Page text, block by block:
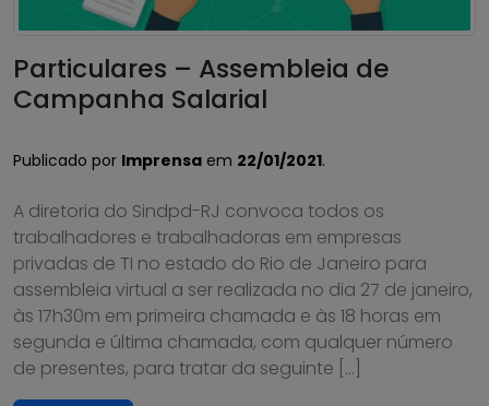
Particulares – Assembleia de
Campanha Salarial
Publicado por Imprensa em 22/01/2021.
A diretoria do Sindpd-RJ convoca todos os
trabalhadores e trabalhadoras em empresas
privadas de TI no estado do Rio de Janeiro para
assembleia virtual a ser realizada no dia 27 de janeiro,
às 17h30m em primeira chamada e às 18 horas em
segunda e última chamada, com qualquer número
de presentes, para tratar da seguinte […]